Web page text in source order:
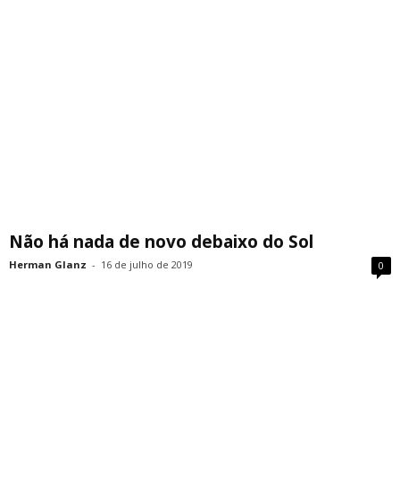
Não há nada de novo debaixo do Sol
Herman Glanz - 16 de julho de 2019 0